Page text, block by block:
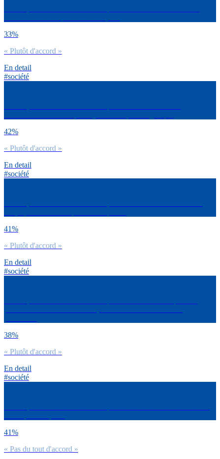
33%
« Plutôt d'accord »
En detail
#société
42%
« Plutôt d'accord »
En detail
#société
41%
« Plutôt d'accord »
En detail
#société
38%
« Plutôt d'accord »
En detail
#société
41%
« Pas du tout d'accord »